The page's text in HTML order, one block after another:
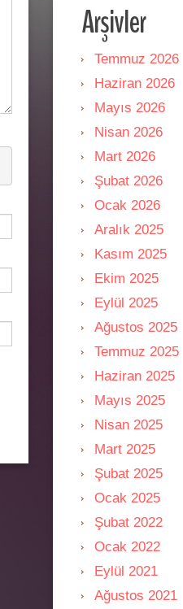
Arşivler
Temmuz 2026
Haziran 2026
Mayıs 2026
Nisan 2026
Mart 2026
Şubat 2026
Ocak 2026
Aralık 2025
Kasım 2025
Ekim 2025
Eylül 2025
Ağustos 2025
Temmuz 2025
Haziran 2025
Mayıs 2025
Nisan 2025
Mart 2025
Şubat 2025
Ocak 2025
Şubat 2022
Ocak 2022
Eylül 2021
Ağustos 2021